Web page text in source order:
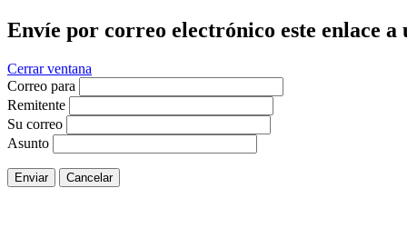
Envíe por correo electrónico este enlace a
Cerrar ventana
Correo para
Remitente
Su correo
Asunto
Enviar Cancelar